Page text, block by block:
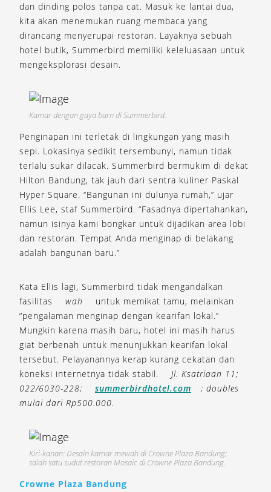
dan dinding polos tanpa cat. Masuk ke lantai dua,
kita akan menemukan ruang membaca yang
dirancang menyerupai restoran. Layaknya sebuah
hotel butik, Summerbird memiliki keleluasaan untuk
mengeksplorasi desain.
Kamar dengan gaya barn di Summerbird.
Penginapan ini terletak di lingkungan yang masih
sepi. Lokasinya sedikit tersembunyi, namun tidak
terlalu sukar dilacak. Summerbird bermukim di dekat
Hilton Bandung, tak jauh dari sentra kuliner Paskal
Hyper Square. “Bangunan ini dulunya rumah,” ujar
Ellis Lee, staf Summerbird. “Fasadnya dipertahankan,
namun isinya kami bongkar untuk dijadikan area lobi
dan restoran. Tempat Anda menginap di belakang
adalah bangunan baru.”
Kata Ellis lagi, Summerbird tidak mengandalkan
fasilitas
wah
untuk memikat tamu, melainkan
“pengalaman menginap dengan kearifan lokal.”
Mungkin karena masih baru, hotel ini masih harus
giat berbenah untuk menunjukkan kearifan lokal
tersebut. Pelayanannya kerap kurang cekatan dan
koneksi internetnya tidak stabil.
Jl. Ksatriaan 11;
022/6030-228;
summerbirdhotel.com
; doubles
mulai dari Rp500.000.
Kiri-kanan: Desain kamar mewah di Crowne Plaza Bandung;
salah satu sudut restoran Mosaic di Crowne Plaza Bandung.
Crowne Plaza Bandung